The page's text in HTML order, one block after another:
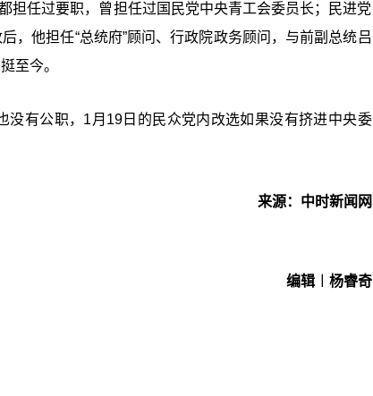
担任过要职，曾担任过国民党中央青工会委员长；民进党
，他担任“总统府”顾问、行政院政务顾问，与前副总统吕
至今。
有公职，1月19日的民众党内改选如果没有挤进中央委
来源：中时新闻网
编辑︱杨睿奇